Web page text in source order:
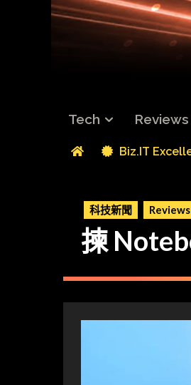
Tech Reviews
Biz.IT
科技新聞 Reviews
揀